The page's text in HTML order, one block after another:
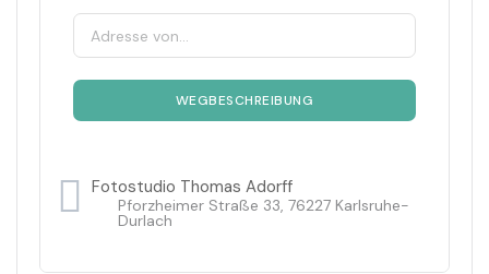
Fotostudio Thomas Adorff
Pforzheimer Straße 33, 76227 Karlsruhe-
Durlach